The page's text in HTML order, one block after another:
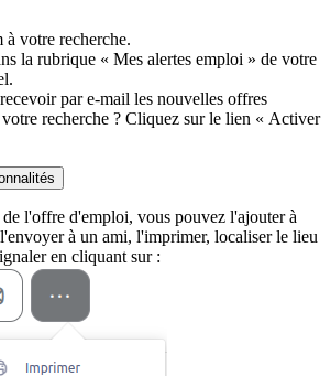
votre recherche.
la rubrique « Mes alertes emploi » de votre
par e-mail les nouvelles offres
recherche ? Cliquez sur le lien « Activer
l'offre d'emploi, vous pouvez l'ajouter à
à un ami, l'imprimer, localiser le lieu
en cliquant sur :